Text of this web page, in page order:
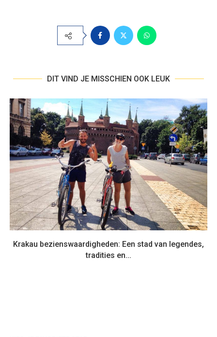
DIT VIND JE MISSCHIEN OOK LEUK
Krakau bezienswaardigheden: Een stad van legendes,
tradities en...